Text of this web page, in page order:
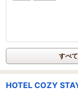
すべ
HOTEL COZY